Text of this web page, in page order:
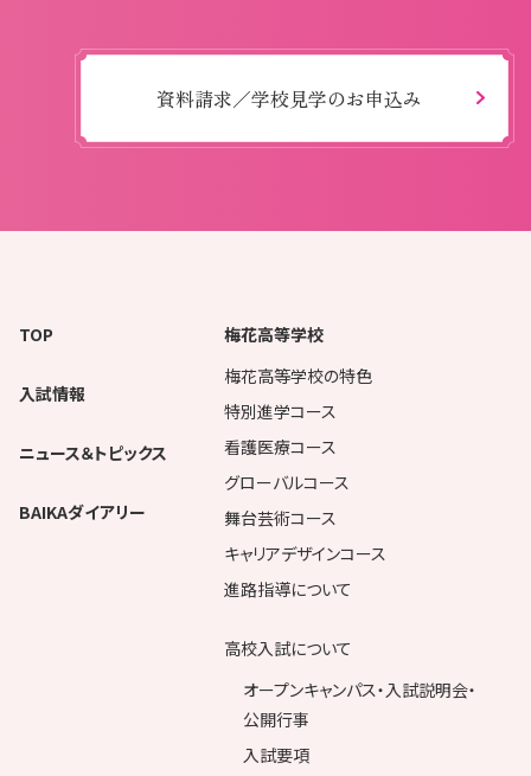
資料請求／学校見学のお申込み
TOP
入試情報
ニュース＆トピックス
BAIKAダイアリー
梅花高等学校
梅花高等学校の特色
特別進学コース
看護医療コース
グローバルコース
舞台芸術コース
キャリアデザインコース
進路指導について
高校入試について
オープンキャンパス・入試説明会・
公開行事
入試要項